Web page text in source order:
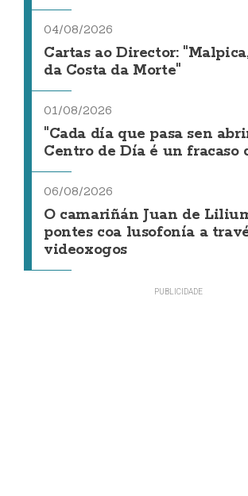
04/08/2026
Cartas ao Director:
da Costa da Morte"
01/08/2026
"Cada día que pasa sen
Centro de Día é un fracaso
06/08/2026
O camariñán Juan de
pontes coa lusofonía a
videoxogos